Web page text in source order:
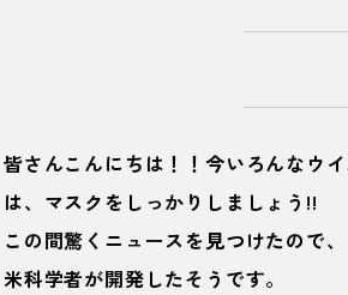
皆さんこんにちは！！今いろんなウ
は、マスクをしっかりしましょう!!
この間驚くニュースを見つけたので
米科学者が開発したそうです。